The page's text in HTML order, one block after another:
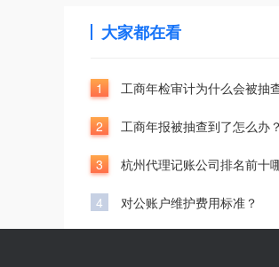
大家都在看
1 工商年检审计为什么会被抽
2 工商年报被抽查到了怎么办？
3 杭州代理记账公司排名前十
4 对公账户维护费用标准？